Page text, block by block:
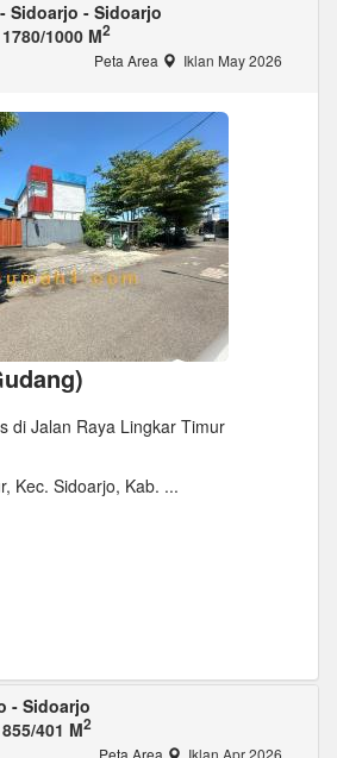
Sidoarjo - Sidoarjo
1000 M2
Peta Area Iklan May 2026
di Jalan Raya Lingkar Timur
Kec. Sidoarjo, Kab. ...
- Sidoarjo
401 M2
Peta Area Iklan Apr 2026